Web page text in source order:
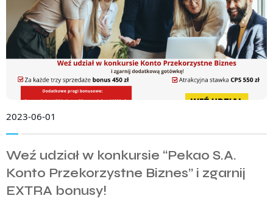
2023-06-01
Weź udział w konkursie “Pekao S.A.
Konto Przekorzystne Biznes” i zgarnij
EXTRA bonusy!